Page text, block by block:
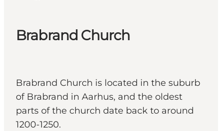
Brabrand Church
Brabrand Church is located in the suburb
of Brabrand in Aarhus, and the oldest
parts of the church date back to around
1200-1250.